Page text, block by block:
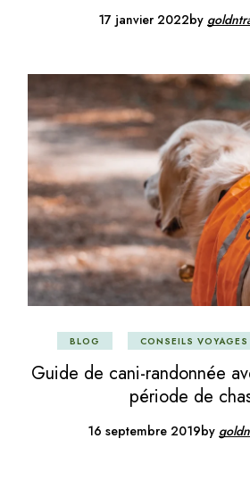
17 janvier 2022by
BLOG CONSEILS VOYAGES
Guide de cani-randonnée
période de
16 septembre 2019by